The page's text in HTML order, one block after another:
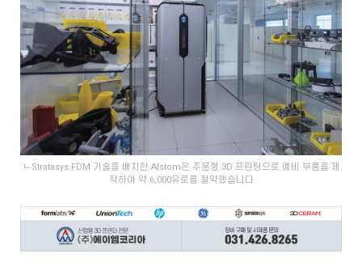
ㄴStratasys FDM 기술을 배치한 Alstom은 주문형 3D 프린팅으로 예비 부품을 제
작하여 약 6,000유로를 절약했습니다